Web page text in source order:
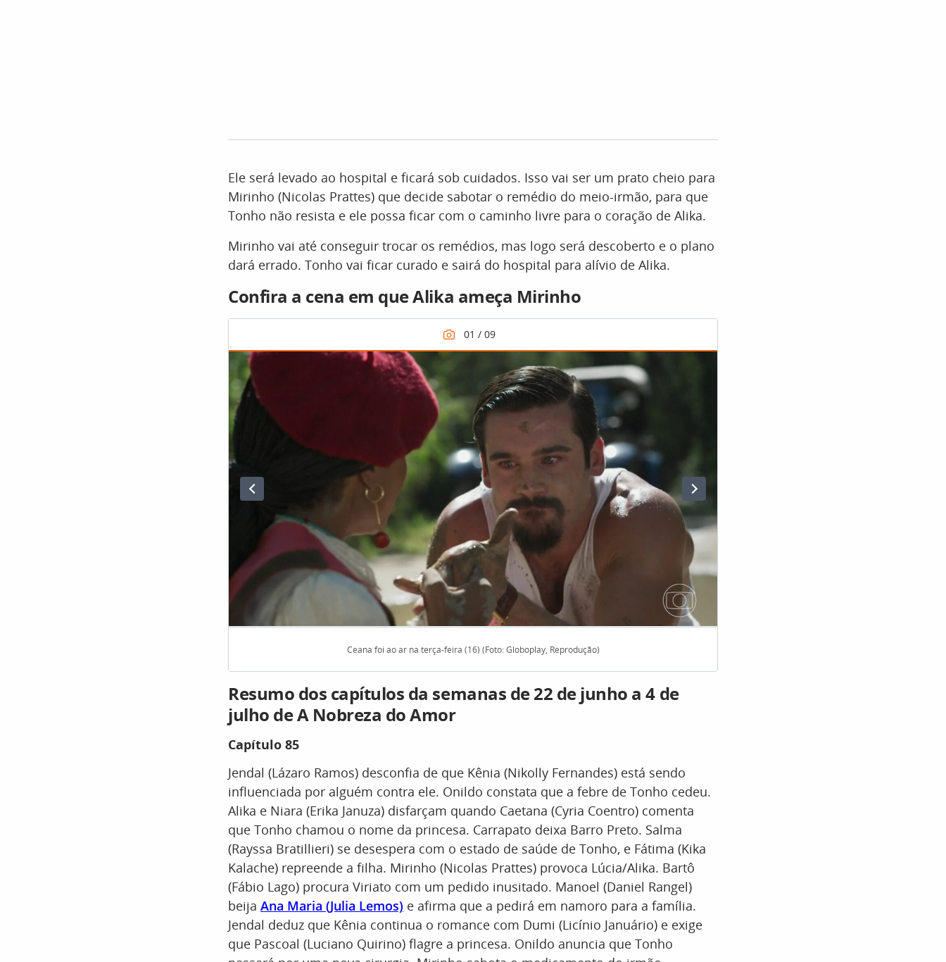
Ele será levado ao hospital e ficará sob cuidados. Isso vai ser um prato cheio para
Mirinho (Nicolas Prattes) que decide sabotar o remédio do meio-irmão, para que
Tonho não resista e ele possa ficar com o caminho livre para o coração de Alika.
Mirinho vai até conseguir trocar os remédios, mas logo será descoberto e o plano
dará errado. Tonho vai ficar curado e sairá do hospital para alívio de Alika.
Confira a cena em que Alika ameça Mirinho
Ceana foi ao ar na terça-feira (16) (Foto: Globoplay, Reprodução)
Resumo dos capítulos da semanas de 22 de junho a 4 de
julho de A Nobreza do Amor
Capítulo 85
Jendal (Lázaro Ramos) desconfia de que Kênia (Nikolly Fernandes) está sendo
influenciada por alguém contra ele. Onildo constata que a febre de Tonho cedeu.
Alika e Niara (Erika Januza) disfarçam quando Caetana (Cyria Coentro) comenta
que Tonho chamou o nome da princesa. Carrapato deixa Barro Preto. Salma
(Rayssa Bratillieri) se desespera com o estado de saúde de Tonho, e Fátima (Kika
Kalache) repreende a filha. Mirinho (Nicolas Prattes) provoca Lúcia/Alika. Bartô
(Fábio Lago) procura Viriato com um pedido inusitado. Manoel (Daniel Rangel)
beija Ana Maria (Julia Lemos) e afirma que a pedirá em namoro para a família.
Jendal deduz que Kênia continua o romance com Dumi (Licínio Januário) e exige
que Pascoal (Luciano Quirino) flagre a princesa. Onildo anuncia que Tonho